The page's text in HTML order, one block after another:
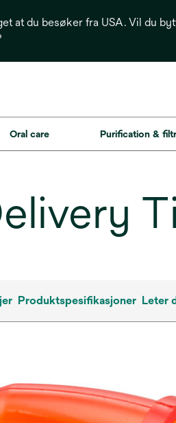
at du besøker fra USA. Vil du
Oral care Purification &
Produktspesifikasjoner Leter